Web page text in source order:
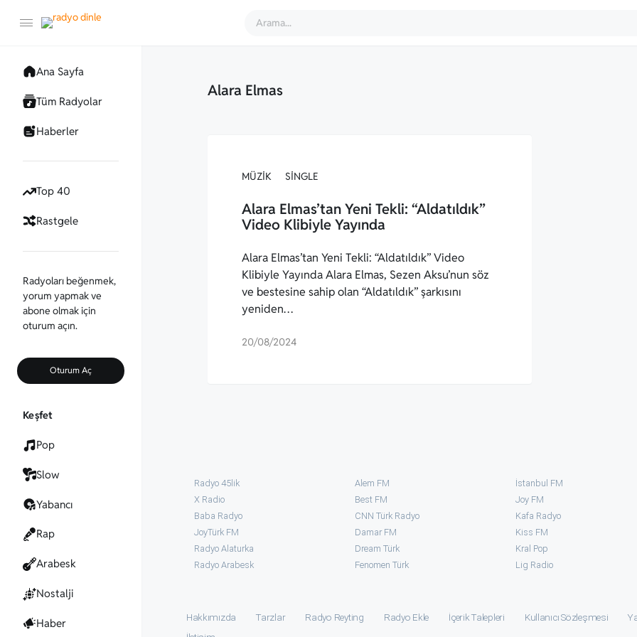
Ana Sayfa
Tüm Radyolar
Haberler
Top 40
Rastgele
Radyoları beğenmek,
yorum yapmak ve
abone olmak için
oturum açın.
Oturum Aç
Keşfet
Pop
Slow
Yabancı
Rap
Arabesk
Nostalji
Haber
Alara Elmas
MÜZIK SINGLE
Alara Elmas’tan Yeni Tekli: “Aldatıldık”
Video Klibiyle Yayında
Alara Elmas’tan Yeni Tekli: “Aldatıldık” Video
Klibiyle Yayında Alara Elmas, Sezen Aksu’nun söz
ve bestesine sahip olan “Aldatıldık” şarkısını
yeniden…
20/08/2024
Radyo 45lik
X Radio
Baba Radyo
JoyTürk FM
Radyo Alaturka
Radyo Arabesk
Alem FM
Best FM
CNN Türk Radyo
Damar FM
Dream Türk
Fenomen Türk
İstanbul FM
Joy FM
Kafa Radyo
Kiss FM
Kral Pop
⁠Lig Radio
Hakkımızda Tarzlar Radyo Reyting Radyo Ekle İçerik Talepleri Kullanıcı Sözleşmesi